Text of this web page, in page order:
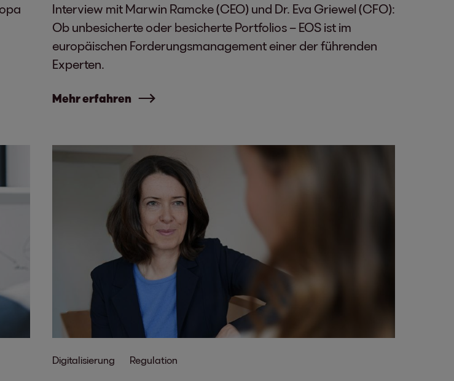
Interview mit Marwin Ramcke (CEO) und Dr. Eva Griewel (CFO):
Ob unbesicherte oder besicherte Portfolios – EOS ist im
europäischen Forderungsmanagement einer der führenden
Experten.
Mehr erfahren
Digitalisierung Regulation